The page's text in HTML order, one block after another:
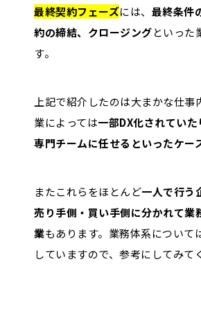
最終契約フェーズには、 最終条件
約の締結、クロージングといった
す。
上記で紹介したのは大まかな仕事
業によっては一部DX化されていた
専門チームに任せるといったケー
またこれらをほとんど一人で行う
売り手側・買い手側に分かれて業
業もあります。業務体系について
していますので、参考にしてみて